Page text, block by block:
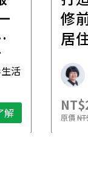
活
解
修
居
原價